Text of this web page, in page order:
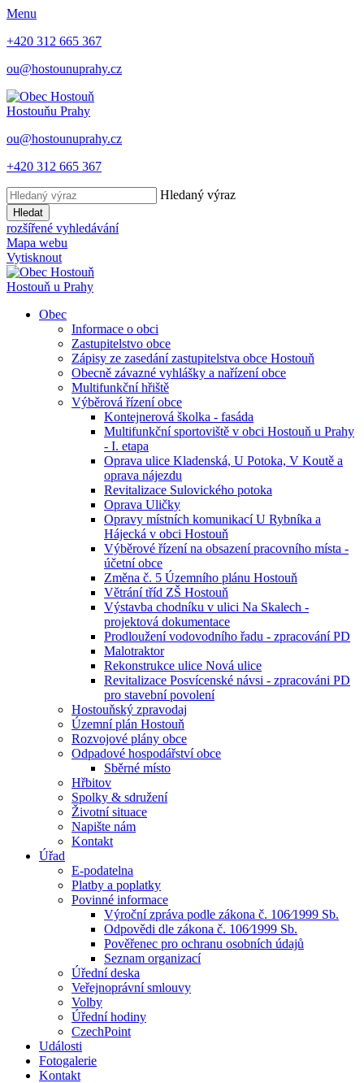
Menu
+420 312 665 367
ou@hostounuprahy.cz
Hostouňu Prahy
ou@hostounuprahy.cz
+420 312 665 367
Hledaný výraz
Hledat
rozšířené vyhledávání
Mapa webu
Vytisknout
Hostouň u Prahy
Obec
Informace o obci
Zastupitelstvo obce
Zápisy ze zasedání zastupitelstva obce Hostouň
Obecně závazné vyhlášky a nařízení obce
Multifunkční hřiště
Výběrová řízení obce
Kontejnerová školka - fasáda
Multifunkční sportoviště v obci Hostouň u Prahy
- I. etapa
Oprava ulice Kladenská, U Potoka, V Koutě a
oprava nájezdu
Revitalizace Sulovického potoka
Oprava Uličky
Opravy místních komunikací U Rybníka a
Hájecká v obci Hostouň
Výběrové řízení na obsazení pracovního místa -
účetní obce
Změna č. 5 Územního plánu Hostouň
Větrání tříd ZŠ Hostouň
Výstavba chodníku v ulici Na Skalech -
projektová dokumentace
Prodloužení vodovodního řadu - zpracování PD
Malotraktor
Rekonstrukce ulice Nová ulice
Revitalizace Posvícenské návsi - zpracováni PD
pro stavební povolení
Hostouňský zpravodaj
Územní plán Hostouň
Rozvojové plány obce
Odpadové hospodářství obce
Sběrné místo
Hřbitov
Spolky & sdružení
Životní situace
Napište nám
Kontakt
Úřad
E-podatelna
Platby a poplatky
Povinné informace
Výroční zpráva podle zákona č. 106⁄1999 Sb.
Odpovědi dle zákona č. 106⁄1999 Sb.
Pověřenec pro ochranu osobních údajů
Seznam organizací
Úřední deska
Veřejnoprávní smlouvy
Volby
Úřední hodiny
CzechPoint
Události
Fotogalerie
Kontakt